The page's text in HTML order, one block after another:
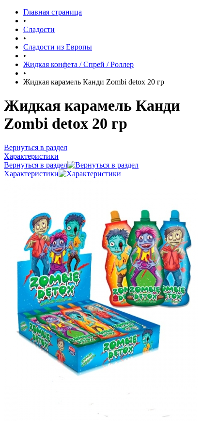
Главная страница
•
Сладости
•
Сладости из Европы
•
Жидкая конфета / Спрей / Роллер
•
Жидкая карамель Канди Zombi detox 20 гр
Жидкая карамель Канди
Zombi detox 20 гр
Вернуться в раздел
Характеристики
Вернуться в раздел
Характеристики